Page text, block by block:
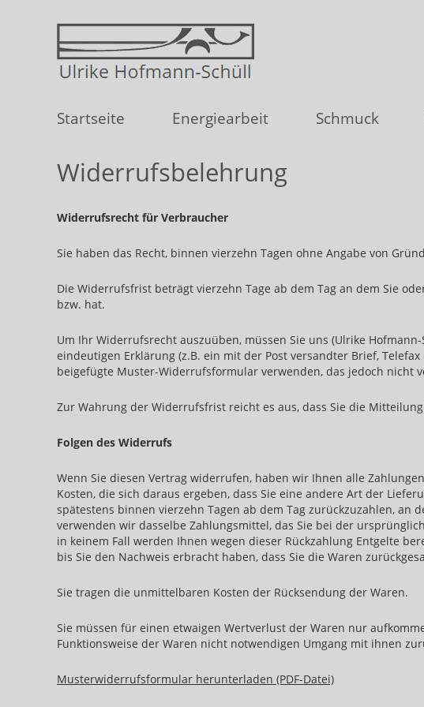
Startseite Energiearbeit Schmuck
Widerrufsbelehrung
Widerrufsrecht für Verbraucher
Sie haben das Recht, binnen vierzehn Tagen ohne Angabe von
Die Widerrufsfrist beträgt vierzehn Tage ab dem Tag an dem Sie
bzw. hat.
Um Ihr Widerrufsrecht auszuüben, müssen Sie uns (Ulrike Hofmann-
eindeutigen Erklärung (z.B. ein mit der Post versandter Brief,
beigefügte Muster-Widerrufsformular verwenden, das jedoch nicht
Zur Wahrung der Widerrufsfrist reicht es aus, dass Sie die
Folgen des Widerrufs
Wenn Sie diesen Vertrag widerrufen, haben wir Ihnen alle
Kosten, die sich daraus ergeben, dass Sie eine andere Art der
spätestens binnen vierzehn Tagen ab dem Tag zurückzuzahlen,
verwenden wir dasselbe Zahlungsmittel, das Sie bei der
in keinem Fall werden Ihnen wegen dieser Rückzahlung Entgelte
bis Sie den Nachweis erbracht haben, dass Sie die Waren
Sie tragen die unmittelbaren Kosten der Rücksendung der Waren.
Sie müssen für einen etwaigen Wertverlust der Waren nur
Funktionsweise der Waren nicht notwendigen Umgang mit ihnen
Musterwiderrufsformular herunterladen (PDF-Datei)